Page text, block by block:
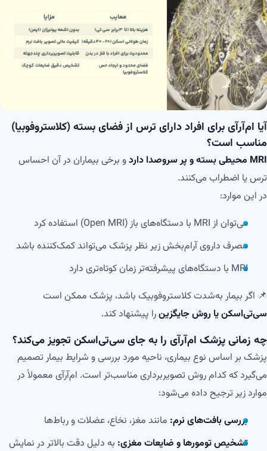
آیا ام‌آر‌آی برای افراد دارای ترس از فضای بسته (کلاستروفوبیا)
مناسب است؟
MRI محیطی بسته و پر سروصدا دارد
و برخی بیماران در آن احساس
ترس یا اضطراب می‌کنند.
در این موارد:
می‌توان از MRI با دستگاه‌های باز (Open MRI) استفاده کرد
مصرف داروی آرام‌بخش زیر نظر پزشک می‌تواند کمک‌کننده باشد
MRI با دستگاه‌های پیشرفته‌تر زمان کوتاه‌تری دارد
📌 اگر بیمار به‌شدت کلاستروفوبیک باشد، پزشک ممکن است
سی‌تی‌اسکن یا روش جایگزینرا پیشنهاد کند.
چه زمانی پزشک ام‌آر‌آی را به جای سی‌تی‌اسکن تجویز می‌کند؟
پزشک بر اساس نوع بیماری، ناحیه مورد بررسی و شرایط بیمار تصمیم
می‌گیرد که کدام روش تصویربرداری مناسب‌تر است. ام‌آر‌آی معمولاً در
موارد زیر ترجیح داده می‌شود:
بررسی بافت‌های نرم: مانند مغز، نخاع، عضلات و رباط‌ها
تشخیص تومورها و ضایعات مغزی: به دلیل دقت بالاتر در نمایش